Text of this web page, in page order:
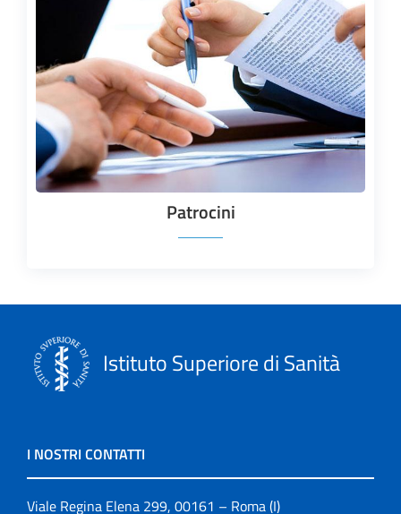
Patrocini
Istituto Superiore di Sanità
I NOSTRI CONTATTI
Viale Regina Elena 299, 00161 – Roma (I)